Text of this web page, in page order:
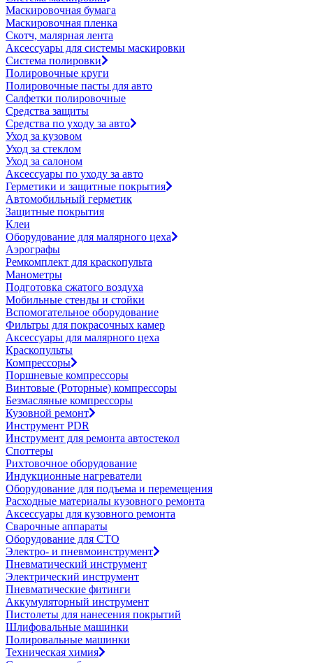
Маскировочная бумага
Маскировочная пленка
Скотч, малярная лента
Аксессуары для системы маскировки
Система полировки
Полировочные круги
Полировочные пасты для авто
Салфетки полировочные
Средства защиты
Средства по уходу за авто
Уход за кузовом
Уход за стеклом
Уход за салоном
Аксессуары по уходу за авто
Герметики и защитные покрытия
Автомобильный герметик
Защитные покрытия
Клеи
Оборудование для малярного цеха
Аэрографы
Ремкомплект для краскопульта
Манометры
Подготовка сжатого воздуха
Мобильные стенды и стойки
Вспомогательное оборудование
Фильтры для покрасочных камер
Аксессуары для малярного цеха
Краскопульты
Компрессоры
Поршневые компрессоры
Винтовые (Роторные) компрессоры
Безмасляные компрессоры
Кузовной ремонт
Инструмент PDR
Инструмент для ремонта автостекол
Споттеры
Рихтовочное оборудование
Индукционные нагреватели
Оборудование для подъема и перемещения
Расходные материалы кузовного ремонта
Аксессуары для кузовного ремонта
Сварочные аппараты
Оборудование для СТО
Электро- и пневмоинструмент
Пневматический инструмент
Электрический инструмент
Пневматические фитинги
Аккумуляторный инструмент
Пистолеты для нанесения покрытий
Шлифовальные машинки
Полировальные машинки
Техническая химия